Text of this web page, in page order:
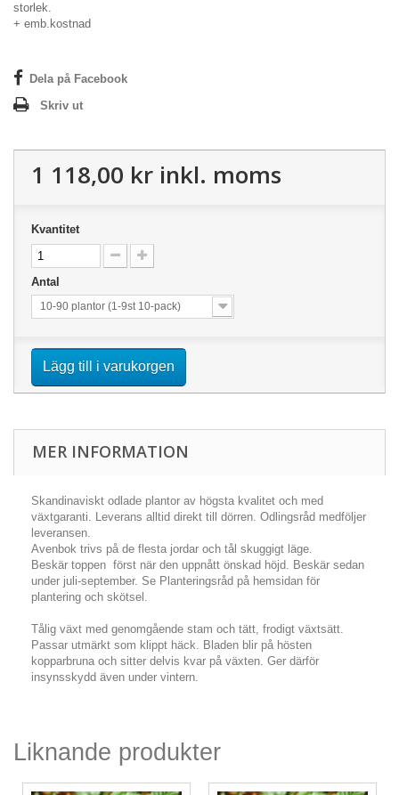
storlek.
+ emb.kostnad
Dela på Facebook
Skriv ut
1 118,00 kr inkl. moms
Kvantitet
Antal
10-90 plantor (1-9st 10-pack)
Lägg till i varukorgen
MER INFORMATION
Skandinaviskt odlade plantor av högsta kvalitet och med
växtgaranti. Leverans alltid direkt till dörren. Odlingsråd medföljer
leveransen.
Avenbok trivs på de flesta jordar och tål skuggigt läge.
Beskär toppen först när den uppnått önskad höjd. Beskär sedan
under juli-september. Se Planteringsråd på hemsidan för
plantering och skötsel.
Tålig växt med genomgående stam och tätt, frodigt växtsätt.
Passar utmärkt som klippt häck. Bladen blir på hösten
kopparbruna och sitter delvis kvar på växten. Ger därför
insynsskydd även under vintern.
Liknande produkter